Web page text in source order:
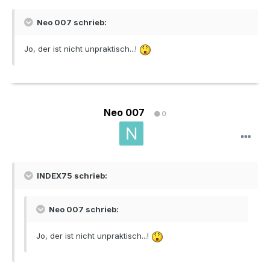
Neo 007 schrieb:
Jo, der ist nicht unpraktisch...!
Neo 007 0
INDEX75 schrieb:
Neo 007 schrieb:
Jo, der ist nicht unpraktisch...!